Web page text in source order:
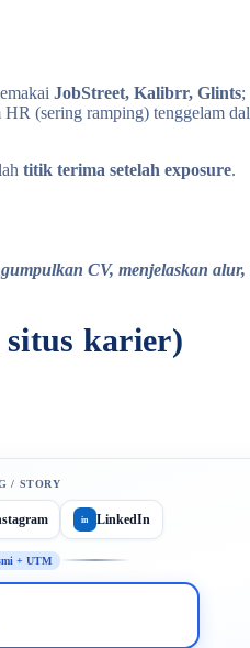
JobStreet, Kalibrr, Glints;
(sering ramping) tenggelam
titik terima setelah exposure.
CV, menjelaskan
karier)
/ STORY
in LinkedIn
+ UTM